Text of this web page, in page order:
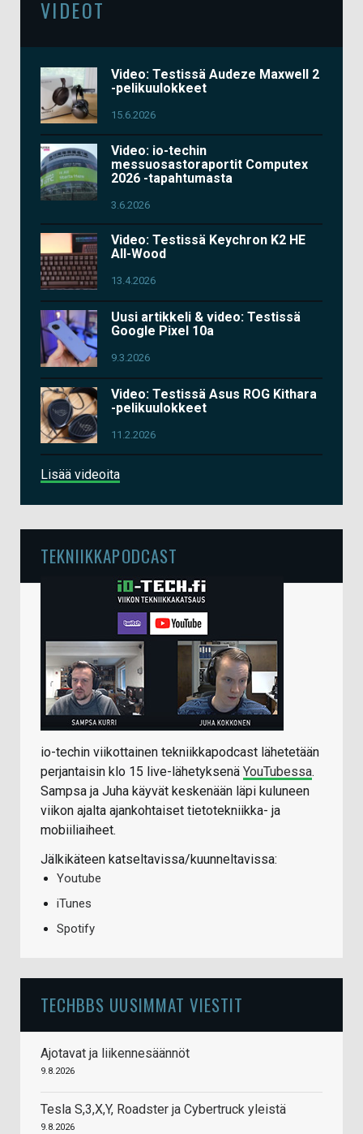
VIDEOT
Video: Testissä Audeze Maxwell 2
-pelikuulokkeet
15.6.2026
Video: io-techin
messuosastoraportit Computex
2026 -tapahtumasta
3.6.2026
Video: Testissä Keychron K2 HE
All-Wood
13.4.2026
Uusi artikkeli & video: Testissä
Google Pixel 10a
9.3.2026
Video: Testissä Asus ROG Kithara
-pelikuulokkeet
11.2.2026
Lisää videoita
TEKNIIKKAPODCAST
io-techin viikottainen tekniikkapodcast lähetetään
perjantaisin klo 15 live-lähetyksenä YouTubessa.
Sampsa ja Juha käyvät keskenään läpi kuluneen
viikon ajalta ajankohtaiset tietotekniikka- ja
mobiiliaiheet.
Jälkikäteen katseltavissa/kuunneltavissa:
Youtube
iTunes
Spotify
TECHBBS UUSIMMAT VIESTIT
Ajotavat ja liikennesäännöt
9.8.2026
Tesla S,3,X,Y, Roadster ja Cybertruck yleistä
9.8.2026